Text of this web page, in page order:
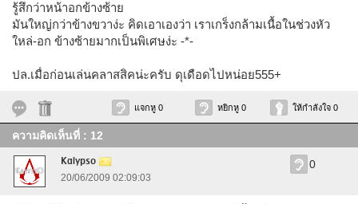
รู้สึกว่าหน้าอกข้างซ้าย
มันใหญ่กว่าข้างขวาง่ะ คิดเอาเองว่า เราเกร็งกล้ามเนื้อในช่วงหัว
ใหล่-อก ข้างซ้ายมากเป็นพิเศษง่ะ -*-
ปล.เมื่อก่อนเล่นคลาสสิคน่ะครับ ดุเดือดไปหน่อย555+
แจกหู 0 หยิกหู 0 ให้กำลังใจ 0
ความคิดเห็นที่ : 12
Kalypso
20/06/2009 02:09:03
0